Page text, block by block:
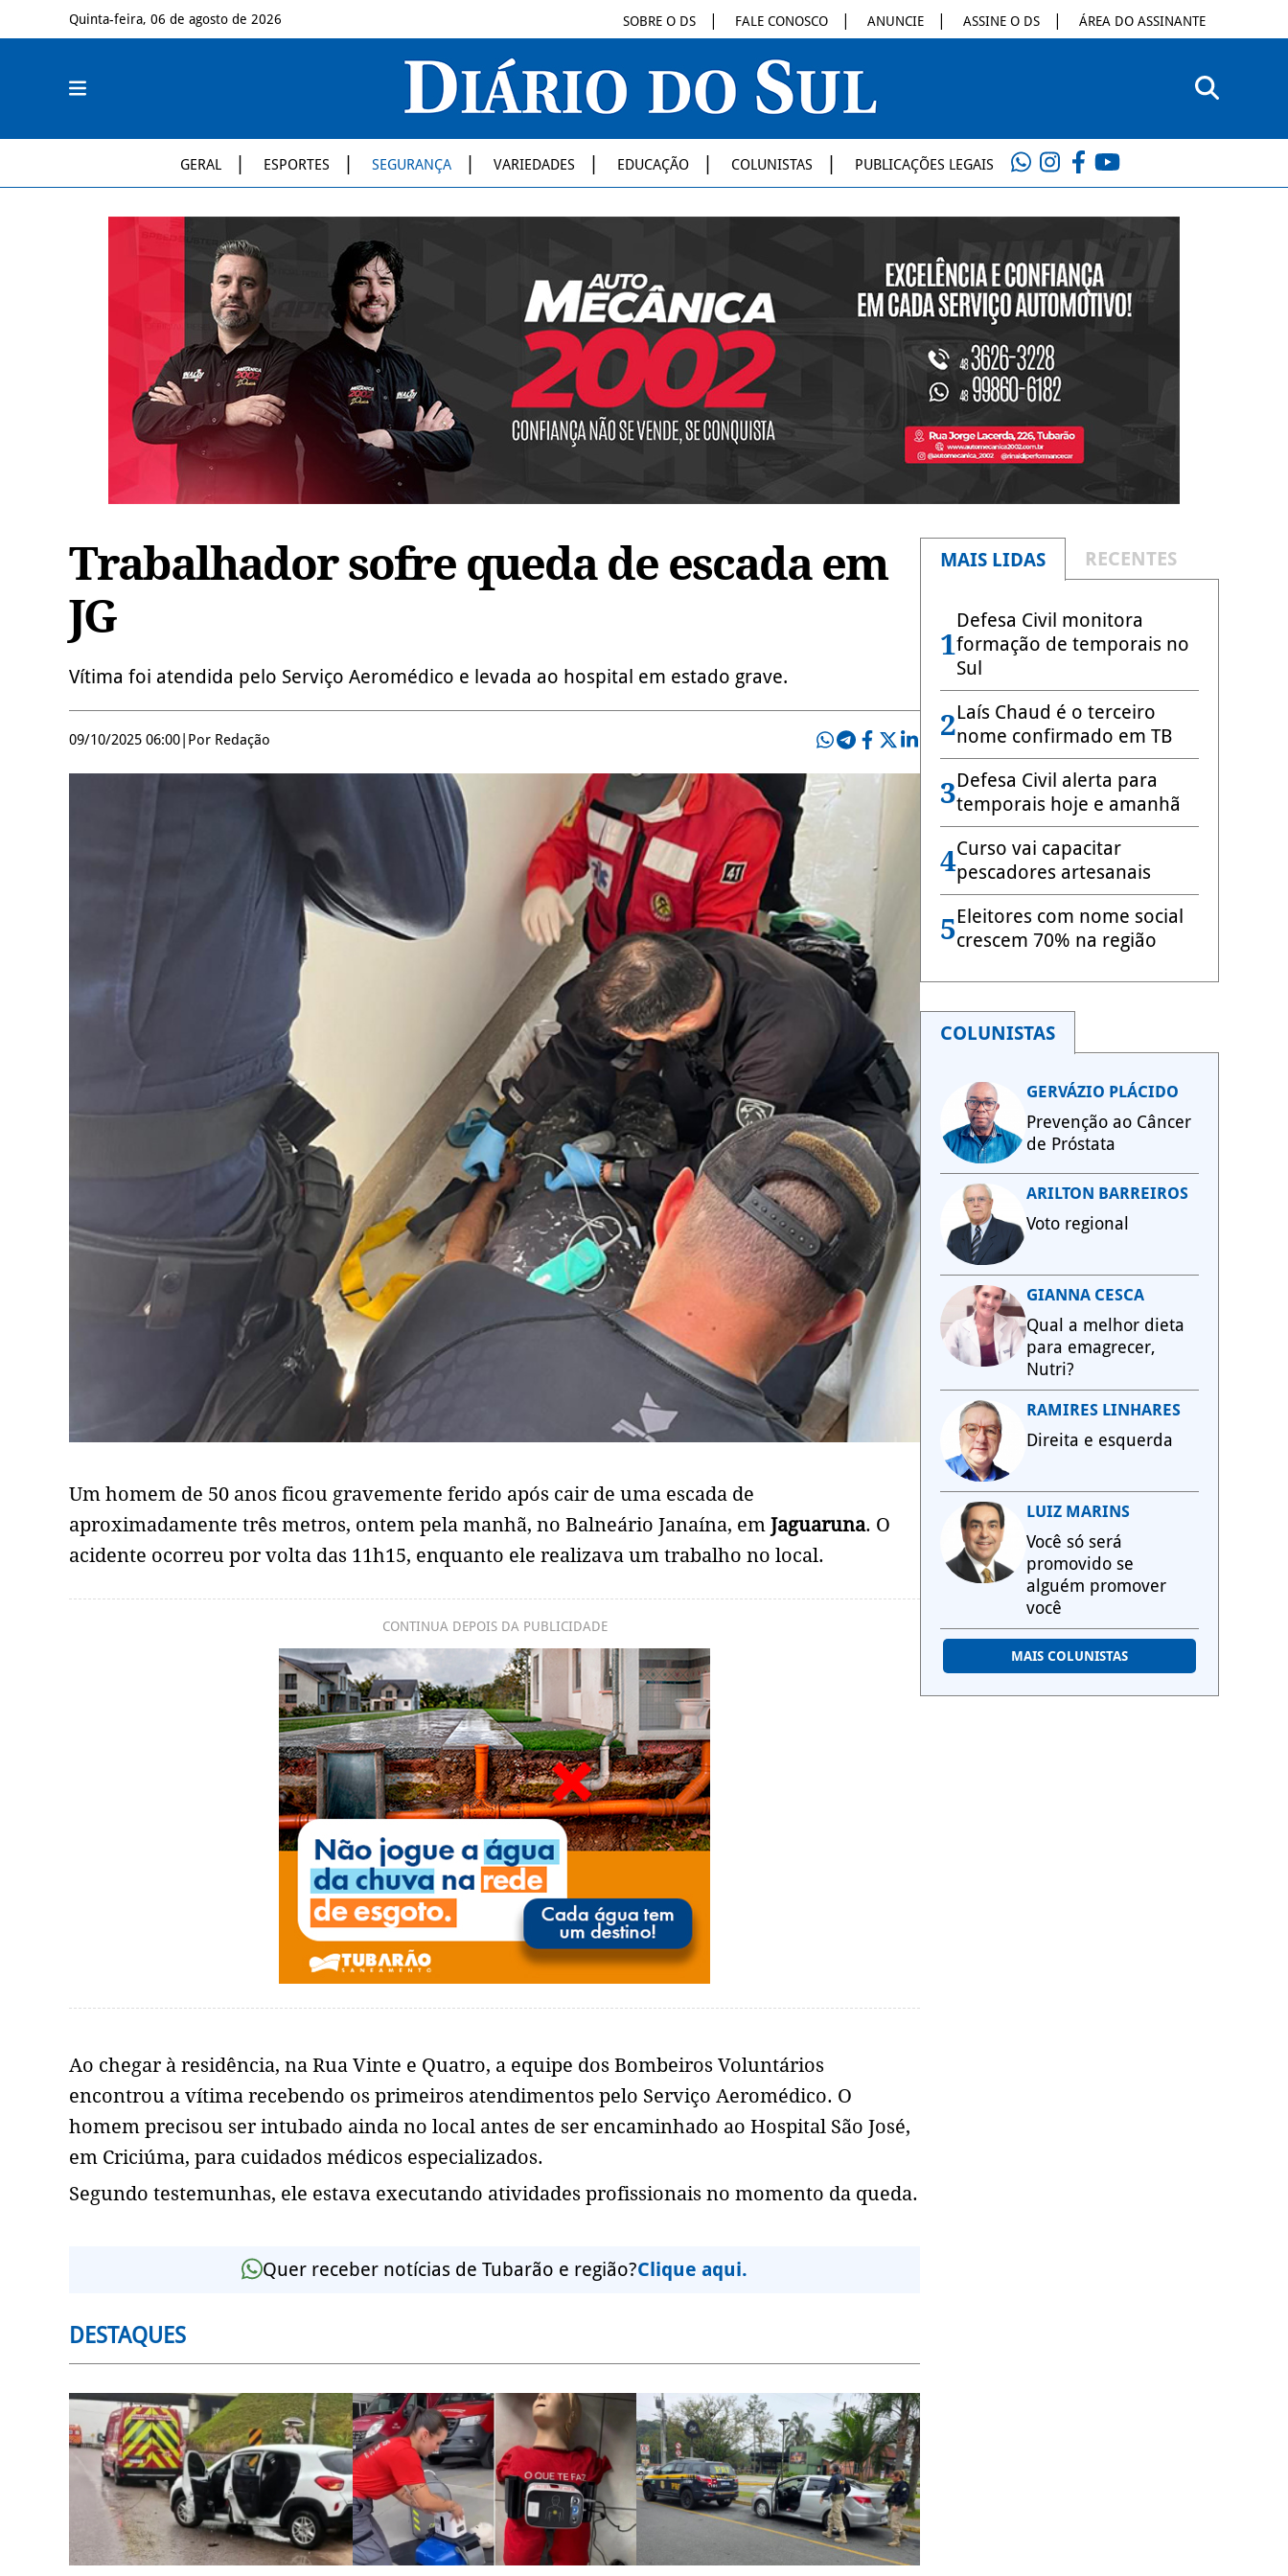
Quinta-feira, 06 de agosto de 2026 SOBRE O DS FALE CONOSCO ANUNCIE ASSINE O DS ÁREA DO ASSINANTE
GERAL ESPORTES SEGURANÇA VARIEDADES EDUCAÇÃO COLUNISTAS PUBLICAÇÕES LEGAIS
Trabalhador sofre queda de escada em
JG
Vítima foi atendida pelo Serviço Aeromédico e levada ao hospital em estado grave.
09/10/2025 06:00 Por Redação
Um homem de 50 anos ficou gravemente ferido após cair de uma escada de
aproximadamente três metros, ontem pela manhã, no Balneário Janaína, em Jaguaruna. O
acidente ocorreu por volta das 11h15, enquanto ele realizava um trabalho no local.
CONTINUA DEPOIS DA PUBLICIDADE
Ao chegar à residência, na Rua Vinte e Quatro, a equipe dos Bombeiros Voluntários
encontrou a vítima recebendo os primeiros atendimentos pelo Serviço Aeromédico. O
homem precisou ser intubado ainda no local antes de ser encaminhado ao Hospital São José,
em Criciúma, para cuidados médicos especializados.
Segundo testemunhas, ele estava executando atividades profissionais no momento da queda.
Quer receber notícias de Tubarão e região?Clique aqui.
DESTAQUES
MAIS LIDAS RECENTES
1
Defesa Civil monitora
formação de temporais no
Sul
2Laís Chaud é o terceiro
nome confirmado em TB
3Defesa Civil alerta para
temporais hoje e amanhã
4Curso vai capacitar
pescadores artesanais
5Eleitores com nome social
crescem 70% na região
COLUNISTAS
GERVÁZIO PLÁCIDO
Prevenção ao Câncer
de Próstata
ARILTON BARREIROS
Voto regional
GIANNA CESCA
Qual a melhor dieta
para emagrecer,
Nutri?
RAMIRES LINHARES
Direita e esquerda
LUIZ MARINS
Você só será
promovido se
alguém promover
você
MAIS COLUNISTAS